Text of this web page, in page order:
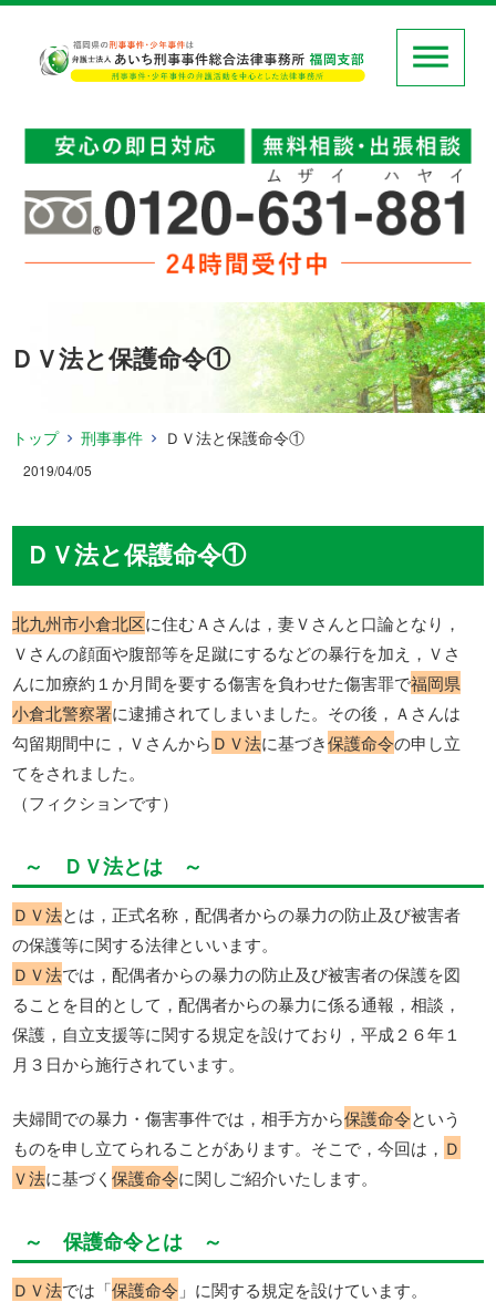
ＤＶ法と保護命令①
トップ 刑事事件 ＤＶ法と保護命令①
2019/04/05
ＤＶ法と保護命令①
北九州市小倉北区に住むＡさんは，妻Ｖさんと口論となり，
Ｖさんの顔面や腹部等を足蹴にするなどの暴行を加え，Ｖさ
んに加療約１か月間を要する傷害を負わせた傷害罪で福岡県
小倉北警察署に逮捕されてしまいました。その後，Ａさんは
勾留期間中に，Ｖさんから ＤＶ法に基づき保護命令の申し立
てをされました。
（フィクションです）
～ ＤＶ法とは ～
ＤＶ法とは，正式名称，配偶者からの暴力の防止及び被害者
の保護等に関する法律といいます。
ＤＶ法では，配偶者からの暴力の防止及び被害者の保護を図
ることを目的として，配偶者からの暴力に係る通報，相談，
保護，自立支援等に関する規定を設けており，平成２６年１
月３日から施行されています。
夫婦間での暴力・傷害事件では，相手方から保護命令という
ものを申し立てられることがあります。そこで，今回は， Ｄ
Ｖ法に基づく保護命令に関しご紹介いたします。
～ 保護命令とは ～
ＤＶ法では「保護命令 」に関する規定を設けています。